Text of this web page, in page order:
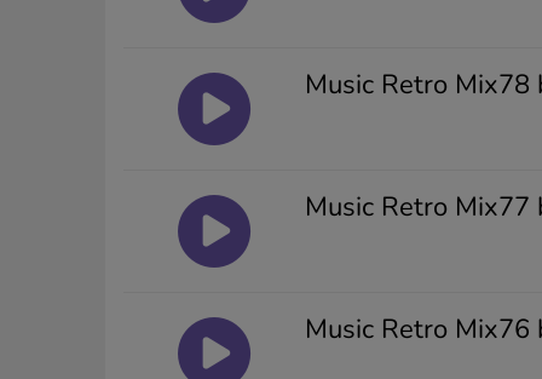
Music Retro Mix78
Music Retro Mix77
Music Retro Mix76